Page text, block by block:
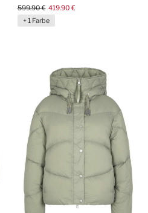
599.90 € 419.90 €
+ 1 Farbe